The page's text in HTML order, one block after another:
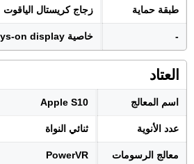
طبقة حماية زجاج كريستال الياقوت
- خاصية Always-on display
العتاد
اسم المعالج Apple S10
عدد الأنوية ثنائي النواة
معالج الرسومات PowerVR